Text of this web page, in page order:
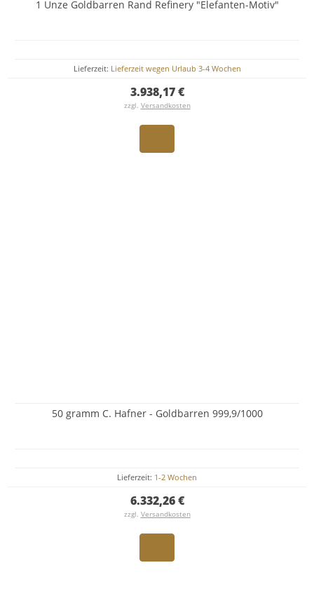
1 Unze Goldbarren Rand Refinery "Elefanten-Motiv"
Lieferzeit: Lieferzeit wegen Urlaub 3-4 Wochen
3.938,17 €
zzgl. Versandkosten
50 gramm C. Hafner - Goldbarren 999,9/1000
Lieferzeit: 1-2 Wochen
6.332,26 €
zzgl. Versandkosten